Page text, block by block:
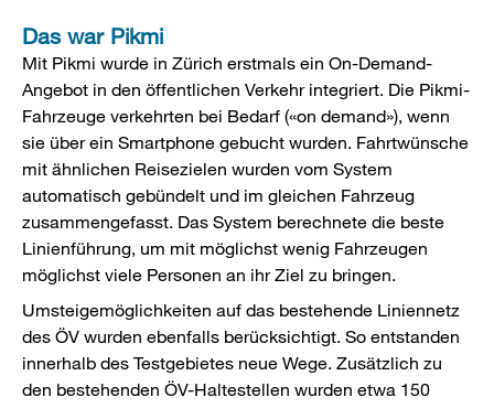
Das war Pikmi
Mit Pikmi wurde in Zürich erstmals ein On-Demand-
Angebot in den öffentlichen Verkehr integriert. Die Pikmi-
Fahrzeuge verkehrten bei Bedarf («on demand»), wenn
sie über ein Smartphone gebucht wurden. Fahrtwünsche
mit ähnlichen Reisezielen wurden vom System
automatisch gebündelt und im gleichen Fahrzeug
zusammengefasst. Das System berechnete die beste
Linienführung, um mit möglichst wenig Fahrzeugen
möglichst viele Personen an ihr Ziel zu bringen.
Umsteigemöglichkeiten auf das bestehende Liniennetz
des ÖV wurden ebenfalls berücksichtigt. So entstanden
innerhalb des Testgebietes neue Wege. Zusätzlich zu
den bestehenden ÖV-Haltestellen wurden etwa 150